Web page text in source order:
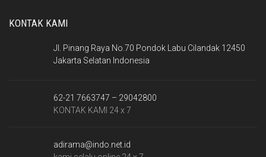
KONTAK KAMI
Jl. Pinang Raya No.70 Pondok Labu Cilandak 12450
Jakarta Selatan Indonesia
62-21 7663747 – 29042800
KONTAK KAMI 24 x 7
adirama@indo.net.id